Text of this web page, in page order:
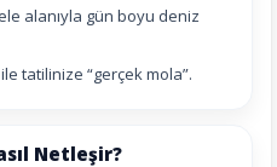
alanıyla gün boyu deniz
tatilinize “gerçek mola”.
Netleşir?